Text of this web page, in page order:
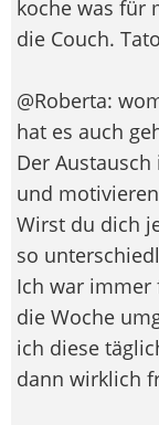
koche was für
die Couch.
@Roberta:
hat es auch
Der
und
Wirst du dich
so
Ich war immer
die Woche
ich diese
dann wirklich